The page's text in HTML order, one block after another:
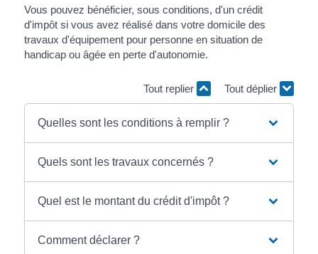
Vous pouvez bénéficier, sous conditions, d'un crédit
d'impôt si vous avez réalisé dans votre domicile des
travaux d'équipement pour personne en situation de
handicap ou âgée en perte d'autonomie.
Tout replier Tout déplier
Quelles sont les conditions à remplir ?
Quels sont les travaux concernés ?
Quel est le montant du crédit d'impôt ?
Comment déclarer ?